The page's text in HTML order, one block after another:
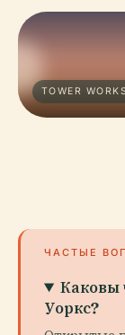
TOWER
ЧАСТЫЕ
Каковы
Уоркс?